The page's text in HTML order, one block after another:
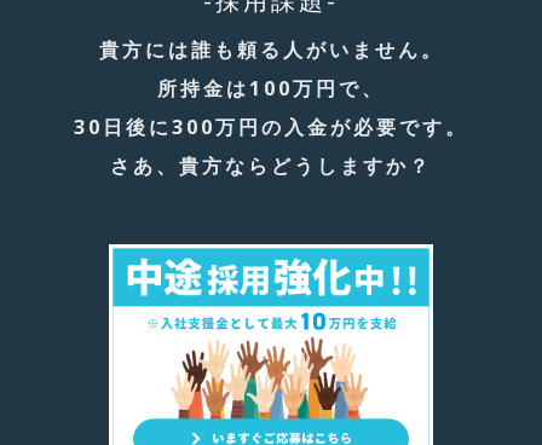
貴方には誰も頼る人がいません。
所持金は100万円で、
30日後に300万円の入金が必要です。
さあ、貴方ならどうしますか？